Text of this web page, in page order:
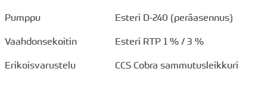
Pumppu
Esteri D-240 (peräasennus)
Vaahdonsekoitin
Esteri RTP 1 % / 3 %
Erikoisvarustelu
CCS Cobra sammutusleikkuri